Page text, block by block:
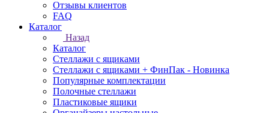
Отзывы клиентов
FAQ
Каталог
Назад
Каталог
Стеллажи с ящиками
Стеллажи с ящиками + ФинПак - Новинка
Популярные комплектации
Полочные стеллажи
Пластиковые ящики